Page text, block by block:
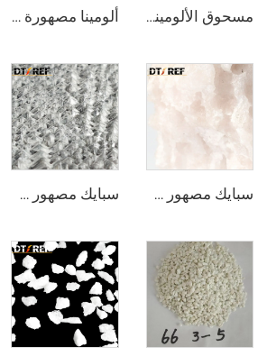
مسحوق الألومينا المصهور ألومينا مصهورة بنية
سبايك مصهور AM70 أكسيد الألمنيوم ماغنيسيا سبايك مصهور AM65 أكسيد الألمنيوم ماغنيسيا